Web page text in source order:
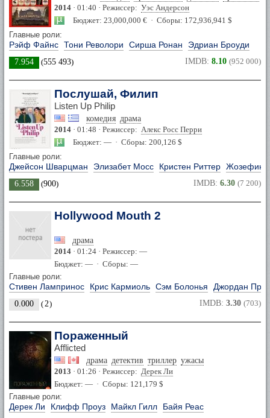
2014 · 01:40 · Режиссер: Уэс Андерсон
Бюджет: 23,000,000 € · Сборы: 172,936,941 $
Главные роли:
Рэйф Файнс Тони Револори Сирша Ронан Эдриан Броуди
7.954 (555 493) IMDB: 8.10 (952 000)
Послушай, Филип
Listen Up Philip
комедия драма
2014 · 01:48 · Режиссер: Алекс Росс Перри
Бюджет: — · Сборы: 200,126 $
Главные роли:
Джейсон Шварцман Элизабет Мосс Кристен Риттер Жозефин
6.558 (900) IMDB: 6.30 (7 200)
Hollywood Mouth 2
драма
2014 · 01:24 · Режиссер: —
Бюджет: — · Сборы: —
Главные роли:
Стивен Лампринос Крис Кармиоль Сэм Болонья Джордан
0.000 (2) IMDB: 3.30 (703)
Пораженный
Afflicted
драма детектив триллер ужасы
2013 · 01:26 · Режиссер: Дерек Ли
Бюджет: — · Сборы: 121,179 $
Главные роли:
Дерек Ли Клифф Проуз Майкл Гилл Байя Реас